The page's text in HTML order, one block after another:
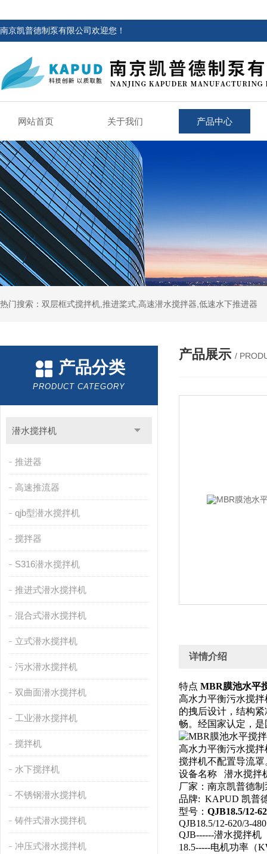
南京凯普德制泵有限公司欢迎您！
网站首页 关于我们 产品中心
热门搜索：双层框式搅拌机,推进桨式,高速潜水搅拌器,低速水下推进器
产品分类
PRODUCT CATEGORY
潜水搅拌机
推进器
高速推流器
qjb型潜水搅拌机
搅拌器
S316潜水搅拌机
推进式潜水搅拌机
混合式潜水搅拌机
立式潜水搅拌机
污水潜水搅拌机
双曲面潜水搅拌机
工业潜水搅拌机
搅拌机
水下搅拌机
不锈钢潜水搅拌机
铸件式潜水搅拌机
冲压式潜水搅拌机
产品展示 /
详情介绍
特点 MBR膜池水平
高水力平衡污水搅
的拽后设计，结构
畅。经国家认定，
高水力平衡污水搅
搅拌机不配置导流罩
设备名称 潜水搅
厂家：南京凯普德
品牌: KAPUD 凯普
型号： QJB18.5/12-
QJB18.5/12-620/3-480
QJB------潜水搅拌机
18.5-----电机功率（